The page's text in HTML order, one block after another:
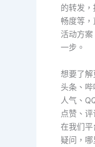
的转发
畅度等
活动方
一步。
想要了
头条、
人气、
点赞、
在我们
疑问，